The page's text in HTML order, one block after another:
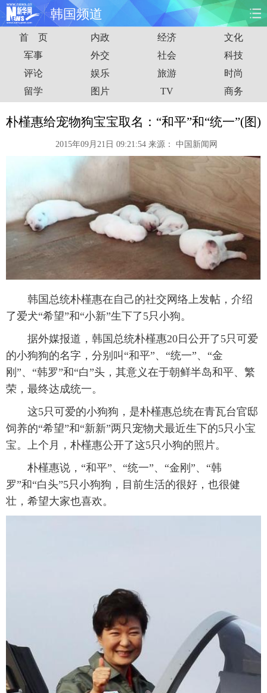
韩国频道
首页 时政 国际 财经
娱乐 体育 人事 教育
时尚 思客 地方 法治
房产 公司
图片 视频
旅游 健康 信息化 数据
金融 无人机
新华电视中文 新华电视英文
首 页 内政 经济
文化
军事
外交 社会
科技
评论
娱乐 旅游
时尚
留学
图片 TV 商务
朴槿惠给宠物狗宝宝取名：“和平”和“统一”(图)
2015年09月21日 09:21:54 来源： 中国新闻网
韩国总统朴槿惠在自己的社交网络上发帖，介绍
了爱犬“希望”和“小新”生下了5只小狗。
据外媒报道，韩国总统朴槿惠20日公开了5只可爱
的小狗狗的名字，分别叫“和平”、“统一”、“金
刚”、“韩罗”和“白”头，其意义在于朝鲜半岛和平、繁
荣，最终达成统一。
这5只可爱的小狗狗，是朴槿惠总统在青瓦台官邸
饲养的“希望”和“新新”两只宠物犬最近生下的5只小宝
宝。上个月，朴槿惠公开了这5只小狗的照片。
朴槿惠说，“和平”、“统一”、“金刚”、“韩
罗”和“白头”5只小狗狗，目前生活的很好，也很健
壮，希望大家也喜欢。